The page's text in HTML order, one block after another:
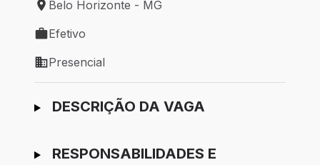
Local de trabalho: Belo Horizonte - MG
Belo Horizonte - MG
Tipo de vaga: Efetivo
Efetivo
Modelo de trabalho: Presencial
Presencial
Ir para candidatura
DESCRIÇÃO DA VAGA
RESPONSABILIDADES E